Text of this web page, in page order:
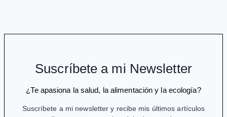
dañinos
Suscríbete a mi Newsletter
¿Te apasiona la salud, la alimentación y la ecología?
Suscríbete a mi newsletter y recibe mis últimos artículos